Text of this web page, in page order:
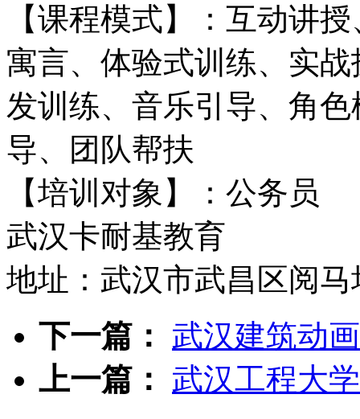
【课程模式】：互动讲
寓言、体验式训练、实
发训练、音乐引导、角
导、团队帮扶
【培训对象】：公务员
武汉卡耐基教育
地址：武汉市武昌区阅
下一篇：
武汉建筑动
上一篇：
武汉工程大